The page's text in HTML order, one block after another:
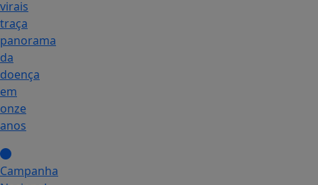
virais
traça
panorama
da
doença
em
onze
anos
Campanha